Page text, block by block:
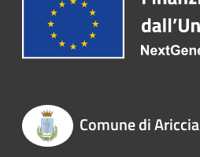
Comune di Ariccia